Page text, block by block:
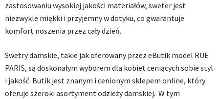
zastosowaniu wysokiej jakości materiałów, sweter jest
niezwykle miękki i przyjemny w dotyku, co gwarantuje
komfort noszenia przez cały dzień.
Swetry damskie, takie jak oferowany przez eButik model RUE
PARIS, są doskonałym wyborem dla kobiet ceniących sobie styl
i jakość. Butik jest znanym i cenionym sklepem online, który
oferuje szeroki asortyment odzieży damskiej. W tym